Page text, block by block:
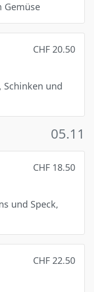
Gemüse
CHF 20.50
Schinken und
05.11
CHF 18.50
und Speck,
CHF 22.50